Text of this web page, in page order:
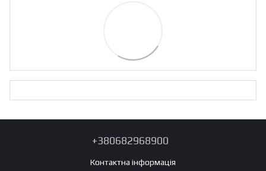
+380682968900
Контактна інформація